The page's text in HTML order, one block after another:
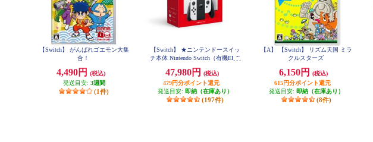
【Switch】 がんばれゴエモン大集
合！
4,490円
(税込)
発送目安: 3週間
(1件)
【Switch】 ★ニンテンドースイッ
チ本体 Nintendo Switch（有機ELモ
47,980円
(税込)
479円分ポイント還元
発送目安: 即納（在庫あり）
(197件)
【A】 【Switch】 リズム天国 ミラ
クルスターズ
6,150円
(税込)
615円分ポイント還元
発送目安: 即納（在庫あり）
(8件)